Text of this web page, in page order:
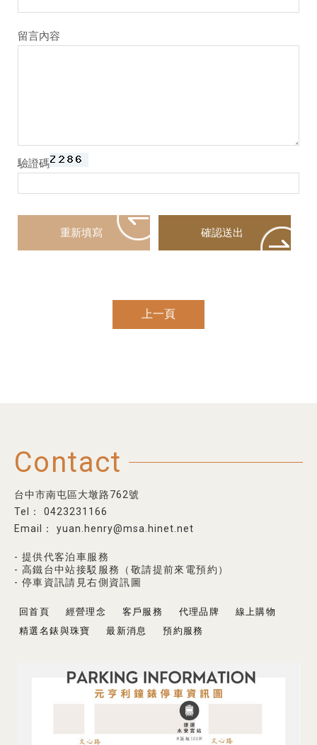
留言內容
驗證碼
上一頁
Contact
台中市南屯區大墩路762號
0423231166
yuan.henry@msa.hinet.net
- 提供代客泊車服務
- 高鐵台中站接駁服務（敬請提前來電預約）
- 停車資訊請見右側資訊圖
回首頁 經營理念 客戶服務 代理品牌
線上購物
精選名錶與珠寶
最新消息 預約服務